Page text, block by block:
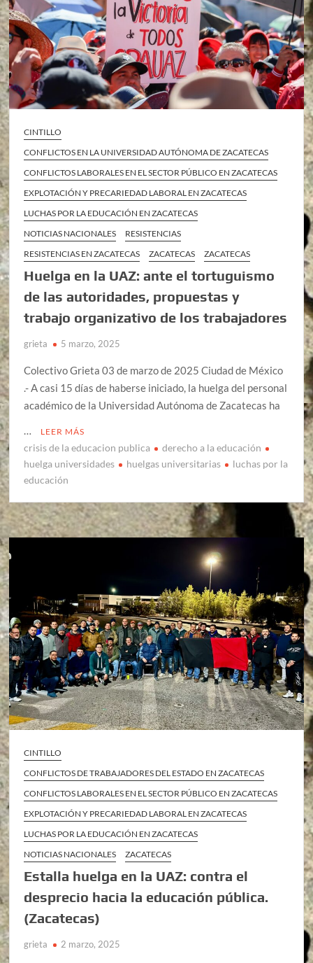
CINTILLO
CONFLICTOS EN LA UNIVERSIDAD AUTÓNOMA DE ZACATECAS
CONFLICTOS LABORALES EN EL SECTOR PÚBLICO EN ZACATECAS
EXPLOTACIÓN Y PRECARIEDAD LABORAL EN ZACATECAS
LUCHAS POR LA EDUCACIÓN EN ZACATECAS
NOTICIAS NACIONALES
RESISTENCIAS
RESISTENCIAS EN ZACATECAS
ZACATECAS ZACATECAS
Huelga en la UAZ: ante el tortuguismo
de las autoridades, propuestas y
trabajo organizativo de los trabajadores
grieta 5 marzo, 2025
Colectivo Grieta 03 de marzo de 2025 Ciudad de México
.- A casi 15 días de haberse iniciado, la huelga del personal
académico de la Universidad Autónoma de Zacatecas ha
…
LEER MÁS
crisis de la educacion publica
derecho a la educación
huelga universidades
huelgas universitarias
luchas por la
educación
CINTILLO
CONFLICTOS DE TRABAJADORES DEL ESTADO EN ZACATECAS
CONFLICTOS LABORALES EN EL SECTOR PÚBLICO EN ZACATECAS
EXPLOTACIÓN Y PRECARIEDAD LABORAL EN ZACATECAS
LUCHAS POR LA EDUCACIÓN EN ZACATECAS
NOTICIAS NACIONALES
ZACATECAS
Estalla huelga en la UAZ: contra el
desprecio hacia la educación pública.
(Zacatecas)
grieta 2 marzo, 2025